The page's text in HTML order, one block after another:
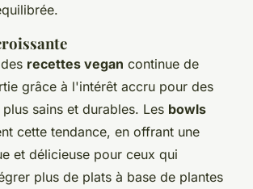
recettes vegan continue de
grâce à l'intérêt accru pour des
sains et durables. Les bowls
cette tendance, en offrant une
et délicieuse pour ceux qui
plus de plats à base de plantes